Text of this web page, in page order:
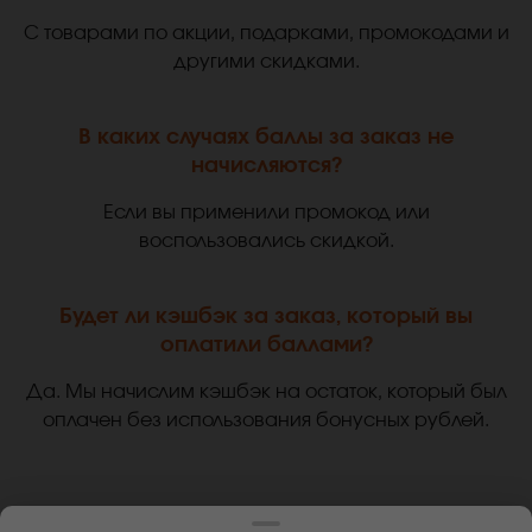
С товарами по акции, подарками, промокодами и
другими скидками.
В каких случаях баллы за заказ не
начисляются?
Если вы применили промокод или
воспользовались скидкой.
Будет ли кэшбэк за заказ, который вы
оплатили баллами?
Да. Мы начислим кэшбэк на остаток, который был
оплачен без использования бонусных рублей.